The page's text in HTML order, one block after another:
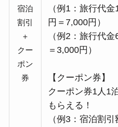
宿泊
割引
＋
クー
ポン
券
（例1：旅行代
円＝7,000円）
（例2：旅行代
＝3,000円）
【クーポン券】
クーポン券1人1
もらえる！
（例3：宿泊割